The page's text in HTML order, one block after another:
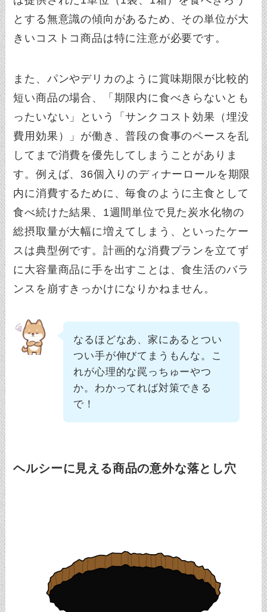
とする無意識の傾向があるため、その単位が大
きいコストコ商品は特に注意が必要です。
また、パンやデリカのように賞味期限が比較的
短い商品の場合、「期限内に食べきらないとも
ったいない」という「サンクコスト効果（埋没
費用効果）」が働き、普段の食事のペースを乱
してまで消費を優先してしまうことがありま
す。例えば、36個入りのディナーロールを期限
内に消費するために、毎食のように主食として
食べ続けた結果、1週間単位で見た炭水化物の
総摂取量が大幅に増えてしまう、といったケー
スは典型例です。計画的な消費プランを立てず
に大容量商品に手を出すことは、食生活のバラ
ンスを崩すきっかけになりかねません。
なるほどなあ、家にあるとつい
つい手が伸びてまうもんな。こ
れが心理的な罠っちゅーやつ
か。わかってれば対策できる
で！
ヘルシーに見える商品の意外な落とし穴